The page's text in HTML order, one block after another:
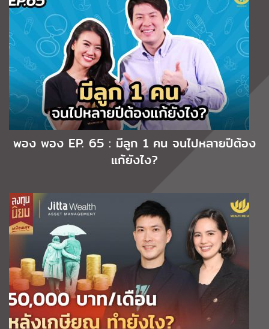
พอง พอง EP. 65 : มีลูก 1 คน จนไปหลายปีต้อง
แก้ยังไง?